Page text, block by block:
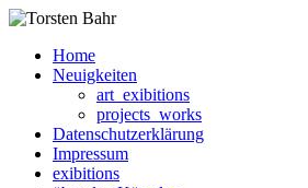
Home
Neuigkeiten
art_exibitions
projects_works
Datenschutzerklärung
Impressum
exibitions